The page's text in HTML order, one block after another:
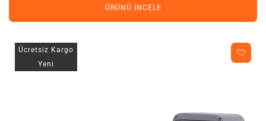
ÜRÜNÜ İNCELE
Ücretsiz Kargo
Yeni